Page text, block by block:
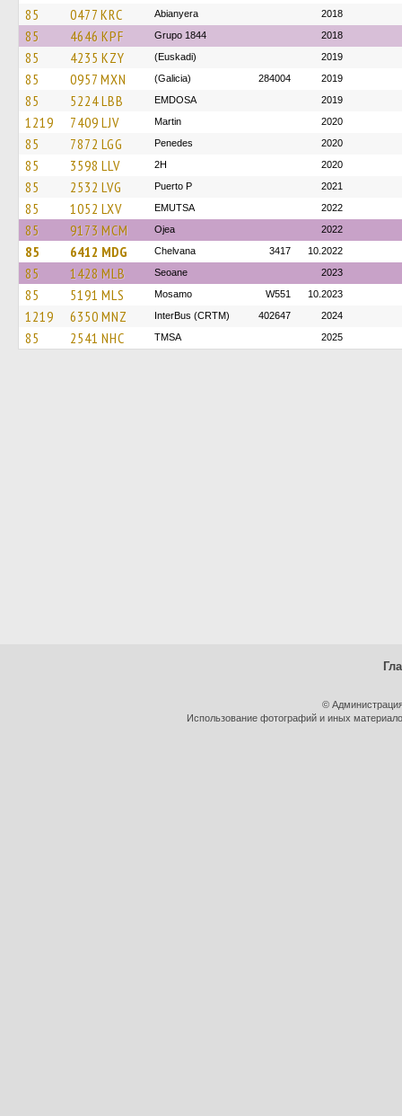
85
0477 KRC Abianyera 2018
85 4646 KPF Grupo 1844 2018
85 4235 KZY (Euskadi) 2019
85 0957 MXN (Galicia) 284004 2019
85 5224 LBB EMDOSA 2019
1219 7409 LJV Martin 2020
85 7872 LGG Penedes 2020
85 3598 LLV 2H 2020
85 2532 LVG Puerto P 2021
85 1052 LXV EMUTSA 2022
85 9173 MCM Ojea 2022
85 6412 MDG Chelvana 3417 10.2022
85 1428 MLB Seoane 2023
85 5191 MLS Mosamo W551 10.2023
1219 6350 MNZ InterBus (CRTM) 402647 2024
85 2541 NHC TMSA 2025
©
Использование фотографий и иных